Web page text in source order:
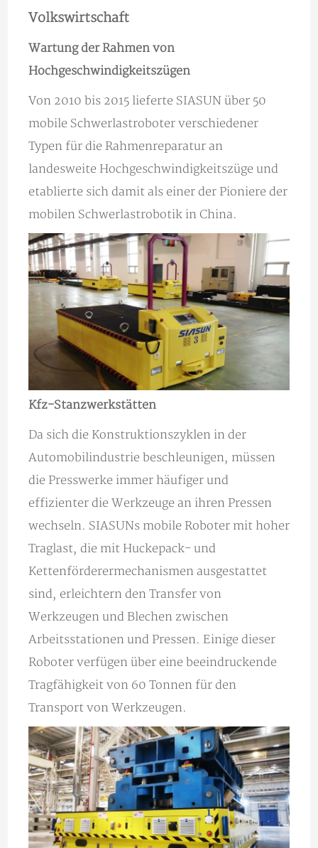
Volkswirtschaft
Wartung der Rahmen von
Hochgeschwindigkeitszügen
Von 2010 bis 2015 lieferte SIASUN über 50
mobile Schwerlastroboter verschiedener
Typen für die Rahmenreparatur an
landesweite Hochgeschwindigkeitszüge und
etablierte sich damit als einer der Pioniere der
mobilen Schwerlastrobotik in China.
Kfz-Stanzwerkstätten
Da sich die Konstruktionszyklen in der
Automobilindustrie beschleunigen, müssen
die Presswerke immer häufiger und
effizienter die Werkzeuge an ihren Pressen
wechseln. SIASUNs mobile Roboter mit hoher
Traglast, die mit Huckepack- und
Kettenförderermechanismen ausgestattet
sind, erleichtern den Transfer von
Werkzeugen und Blechen zwischen
Arbeitsstationen und Pressen. Einige dieser
Roboter verfügen über eine beeindruckende
Tragfähigkeit von 60 Tonnen für den
Transport von Werkzeugen.